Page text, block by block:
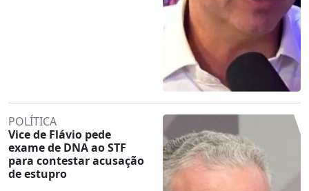
POLÍTICA
Vice de Flávio pede
exame de DNA ao STF
para contestar acusação
de estupro